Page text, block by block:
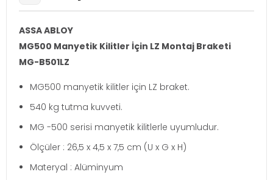
ASSA ABLOY
MG500 Manyetik Kilitler İçin LZ Montaj Braketi
MG-B501LZ
MG500 manyetik kilitler için LZ braket.
540 kg tutma kuvveti.
MG -500 serisi manyetik kilitlerle uyumludur.
Ölçüler : 26,5 x 4,5 x 7,5 cm (U x G x H)
Materyal : Alüminyum